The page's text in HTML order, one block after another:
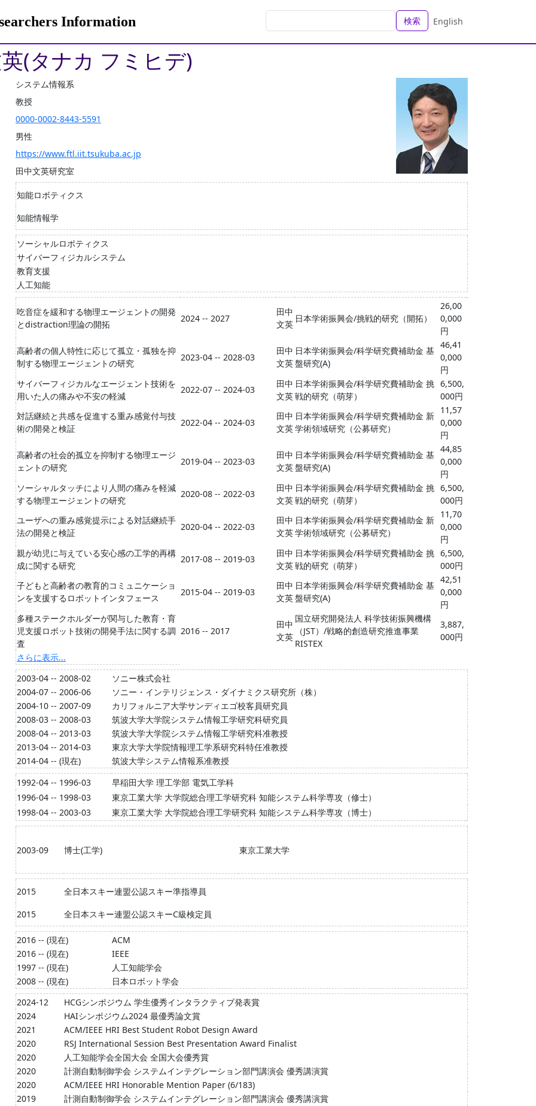
Information 検索 English
(タナカ フミヒデ)
システム情報系
教授
0000-0002-8443-5591
男性
https://www.ftl.iit.tsukuba.ac.jp
田中文英研究室
知能ロボティクス
知能情報学
ソーシャルロボティクス
サイバーフィジカルシステム
教育支援
人工知能
吃音症を緩和する物理エージェントの開発
とdistraction理論の開拓
2024 -- 2027
田中
文英
日本学術振興会/挑戦的研究（開拓）
26,00
0,000
円
高齢者の個人特性に応じて孤立・孤独を抑
制する物理エージェントの研究
2023-04 -- 2028-03
田中
文英
日本学術振興会/科学研究費補助金 基
盤研究(A)
46,41
0,000
円
サイバーフィジカルなエージェント技術を
用いた人の痛みや不安の軽減
2022-07 -- 2024-03
田中
文英
日本学術振興会/科学研究費補助金 挑
戦的研究（萌芽）
6,500,
000円
対話継続と共感を促進する重み感覚付与技
術の開発と検証
2022-04 -- 2024-03
田中
文英
日本学術振興会/科学研究費補助金 新
学術領域研究（公募研究）
11,57
0,000
円
高齢者の社会的孤立を抑制する物理エージ
ェントの研究
2019-04 -- 2023-03
田中
文英
日本学術振興会/科学研究費補助金 基
盤研究(A)
44,85
0,000
円
ソーシャルタッチにより人間の痛みを軽減
する物理エージェントの研究
2020-08 -- 2022-03
田中
文英
日本学術振興会/科学研究費補助金 挑
戦的研究（萌芽）
6,500,
000円
ユーザへの重み感覚提示による対話継続手
法の開発と検証
2020-04 -- 2022-03
田中
文英
日本学術振興会/科学研究費補助金 新
学術領域研究（公募研究）
11,70
0,000
円
親が幼児に与えている安心感の工学的再構
成に関する研究
2017-08 -- 2019-03
田中
文英
日本学術振興会/科学研究費補助金 挑
戦的研究（萌芽）
6,500,
000円
子どもと高齢者の教育的コミュニケーショ
ンを支援するロボットインタフェース
2015-04 -- 2019-03
田中
文英
日本学術振興会/科学研究費補助金 基
盤研究(A)
42,51
0,000
円
多種ステークホルダーが関与した教育・育
児支援ロボット技術の開発手法に関する調
査
2016 -- 2017
田中
文英
国立研究開発法人 科学技術振興機構
（JST）/戦略的創造研究推進事業
RISTEX
3,887,
000円
さらに表示...
2003-04 -- 2008-02
ソニー株式会社
2004-07 -- 2006-06
ソニー・インテリジェンス・ダイナミクス研究所（株）
2004-10 -- 2007-09
カリフォルニア大学サンディエゴ校客員研究員
2008-03 -- 2008-03
筑波大学大学院システム情報工学研究科研究員
2008-04 -- 2013-03
筑波大学大学院システム情報工学研究科准教授
2013-04 -- 2014-03
東京大学大学院情報理工学系研究科特任准教授
2014-04 -- (現在)
筑波大学システム情報系准教授
1992-04 -- 1996-03
早稲田大学 理工学部 電気工学科
1996-04 -- 1998-03
東京工業大学 大学院総合理工学研究科 知能システム科学専攻（修士）
1998-04 -- 2003-03
東京工業大学 大学院総合理工学研究科 知能システム科学専攻（博士）
2003-09 博士(工学) 東京工業大学
2015
全日本スキー連盟公認スキー準指導員
2015
全日本スキー連盟公認スキーC級検定員
2016 -- (現在)
ACM
2016 -- (現在)
IEEE
1997 -- (現在)
人工知能学会
2008 -- (現在)
日本ロボット学会
2024-12
HCGシンポジウム 学生優秀インタラクティブ発表賞
2024
HAIシンポジウム2024 最優秀論文賞
2021
ACM/IEEE HRI Best Student Robot Design Award
2020
RSJ International Session Best Presentation Award Finalist
2020
人工知能学会全国大会 全国大会優秀賞
2020
計測自動制御学会 システムインテグレーション部門講演会 優秀講演賞
2020
ACM/IEEE HRI Honorable Mention Paper (6/183)
2019
計測自動制御学会 システムインテグレーション部門講演会 優秀講演賞